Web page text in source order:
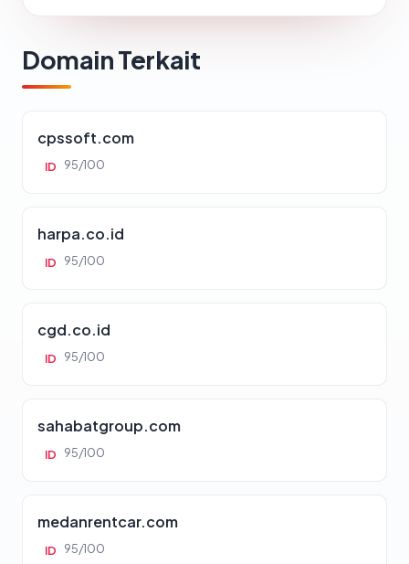
Domain Terkait
cpssoft.com
ID 95/100
harpa.co.id
ID 95/100
cgd.co.id
ID 95/100
sahabatgroup.com
ID 95/100
medanrentcar.com
ID 95/100